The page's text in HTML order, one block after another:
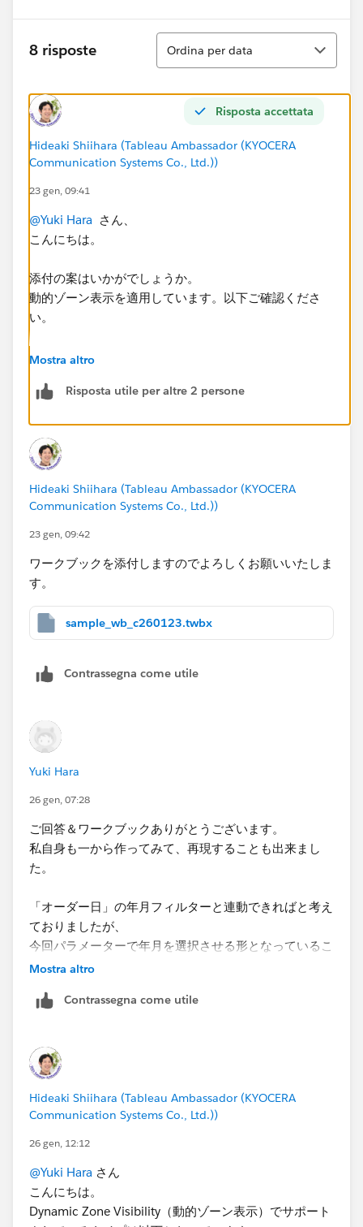
「DATETRUNC("month",[オーダー日]) =
DATETRUNC("month",TODAY()-1)」
上記のような単純な計算フィールドを作っても設定でき
実現するための手順をご教示いただけますと幸いで
よろしくお願いいたします。
8 risposte
Ordina
Ordina per data
Risposta accettata
Hideaki Shiihara (Tableau Ambassador (KYOCERA
Communication Systems Co., Ltd.))
23 gen, 09:41
@Yuki Hara さん、
こんにちは。
添付の案はいかがでしょうか。
動的ゾーン表示を適用しています。以下ご確認くださ
い。
<sample>
<calc>
DZV calc
結果に対してLODを設定することでDZVの値として利用
できます。
Mostra altro
Risposta utile per altre 2 persone
Hideaki Shiihara (Tableau Ambassador (KYOCERA
Communication Systems Co., Ltd.))
23 gen, 09:42
ワークブックを添付しますのでよろしくお願いいたしま
す。
sample_wb_c260123.twbx
Contrassegna come utile
Yuki Hara
26 gen, 07:28
ご回答＆ワークブックありがとうございます。
私自身も一から作ってみて、再現することも出来まし
た。
「オーダー日」の年月フィルターと連動できればと考え
ておりましたが、
今回パラメーターで年月を選択させる形となっているこ
とから
は出来ない、という認識でよろしいでしょうか？
Mostra altro
Contrassegna come utile
Hideaki Shiihara (Tableau Ambassador (KYOCERA
Communication Systems Co., Ltd.))
26 gen, 12:12
@Yuki Hara さん
こんにちは。
Dynamic Zone Visibility（動的ゾーン表示）でサポート